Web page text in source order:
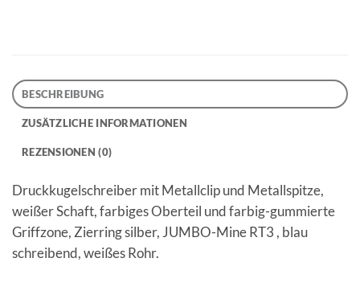
BESCHREIBUNG
ZUSÄTZLICHE INFORMATIONEN
REZENSIONEN (0)
Druckkugelschreiber mit Metallclip und Metallspitze,
weißer Schaft, farbiges Oberteil und farbig-gummierte
Griffzone, Zierring silber, JUMBO-Mine RT3 , blau
schreibend, weißes Rohr.